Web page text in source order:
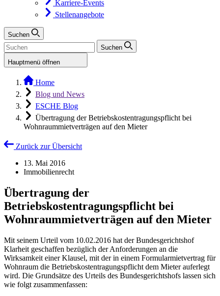
Karriere-Events
Stellenangebote
Suchen
Suchen
Hauptmenü öffnen
Home
Blog und News
ESCHE Blog
Übertragung der Betriebskostentragungspflicht bei
Wohnraummietverträgen auf den Mieter
Zurück zur Übersicht
13. Mai 2016
Immobilienrecht
Übertragung der
Betriebskostentragungspflicht bei
Wohnraummietverträgen auf den Mieter
Mit seinem Urteil vom 10.02.2016 hat der Bundesgerichtshof
Klarheit geschaffen bezüglich der Anforderungen an die
Wirksamkeit einer Klausel, mit der in einem Formularmietvertrag für
Wohnraum die Betriebskostentragungspflicht dem Mieter auferlegt
wird. Die Grundsätze des Urteils des Bundesgerichtshofs lassen sich
wie folgt zusammenfassen: